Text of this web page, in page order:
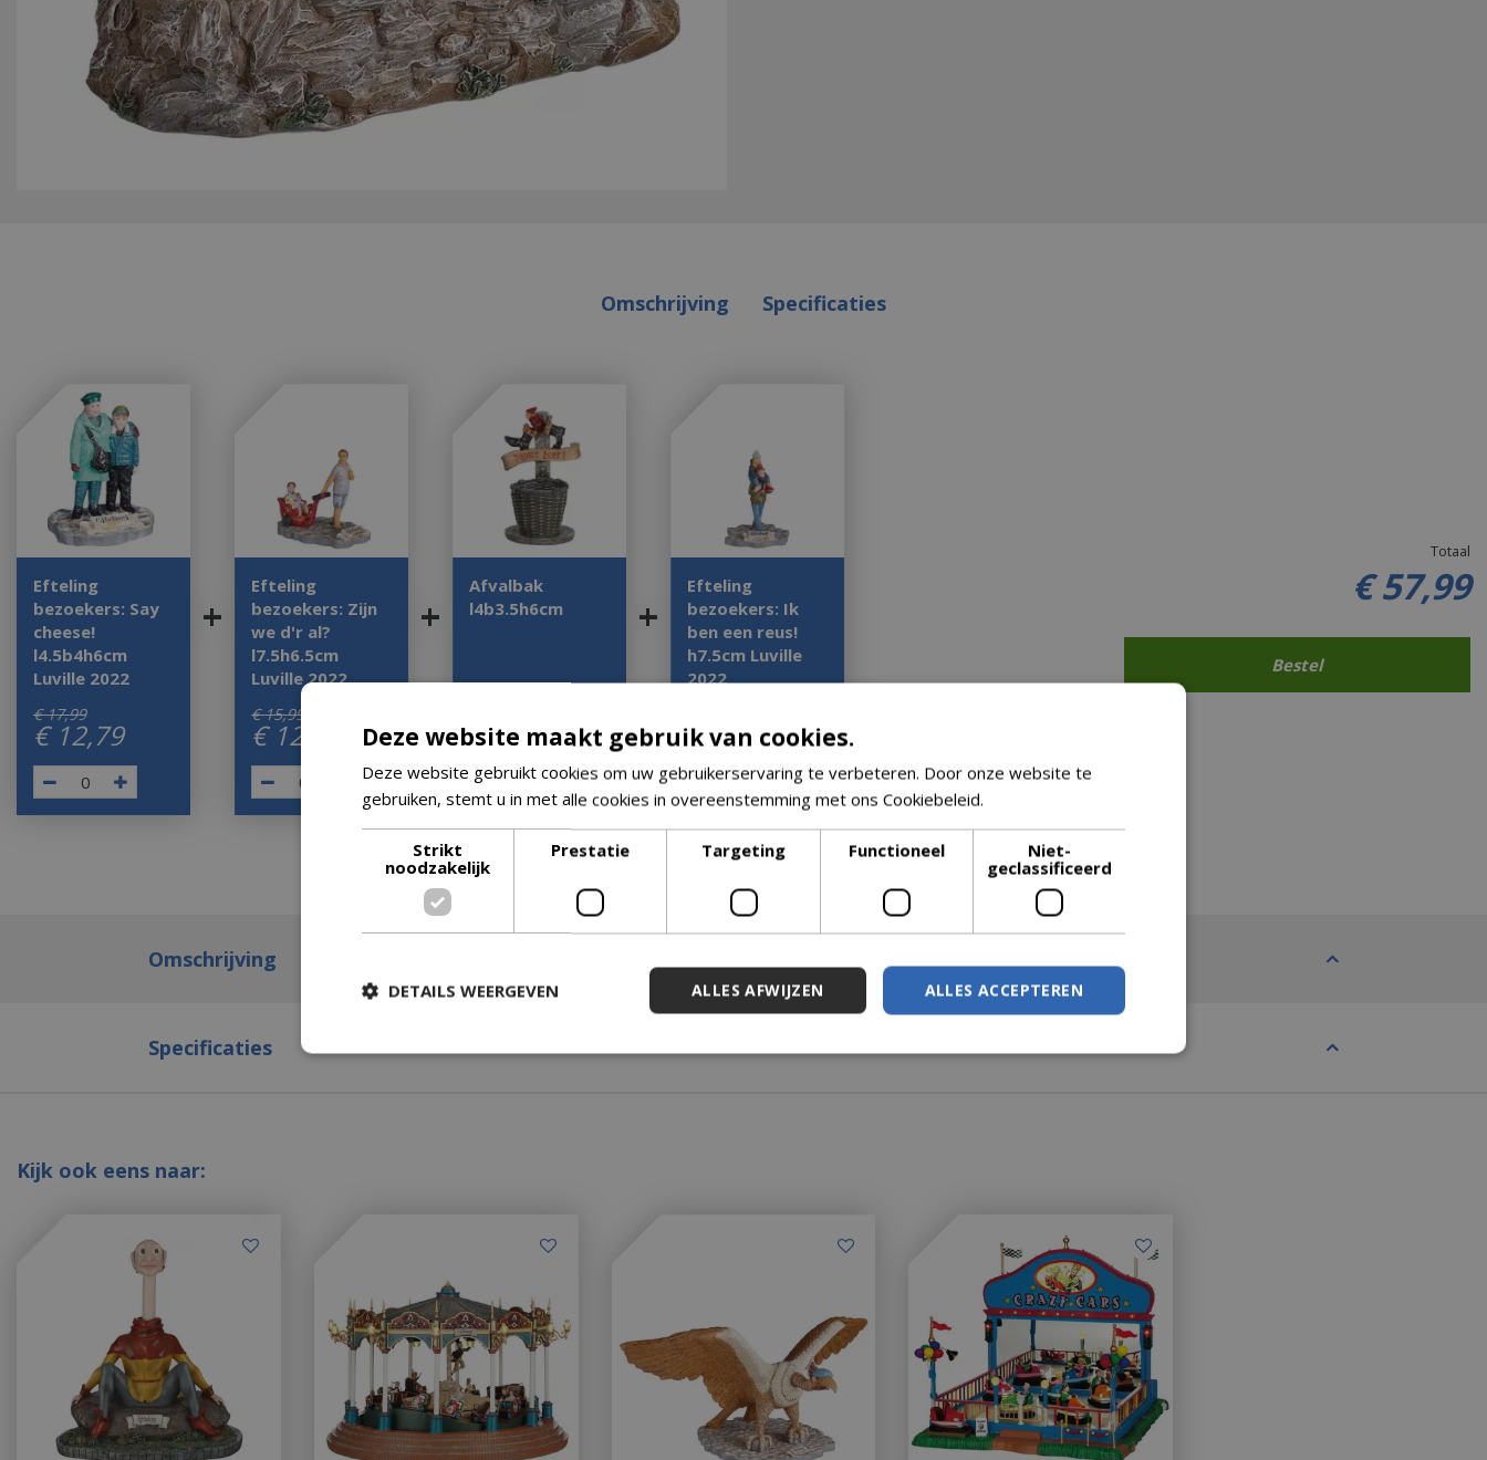
Omschrijving Specificaties
Efteling
bezoekers: Say
cheese!
l4.5b4h6cm
Luville 2022
€ 17,99
€ 12,79
+
Efteling
bezoekers: Zijn
we d'r al?
l7.5h6.5cm
Luville 2022
€ 15,99
€ 12
+
Afvalbak
l4b3.5h6cm
€5,59
+
Efteling
bezoekers: Ik
ben een reus!
h7.5cm Luville
2022
€10,79
Totaal
€ 57,99
Omschrijving
Specificaties
Kijk ook eens naar:
Deze website maakt gebruik van cookies.
Deze website gebruikt cookies om uw gebruikerservaring te verbeteren. Door onze website te
gebruiken, stemt u in met alle cookies in overeenstemming met ons Cookiebeleid.
Strikt
noodzakelijk
Prestatie Targeting Functioneel
Niet-
geclassificeerd
ALLES ACCEPTEREN
ALLES AFWIJZEN
DETAILS WEERGEVEN